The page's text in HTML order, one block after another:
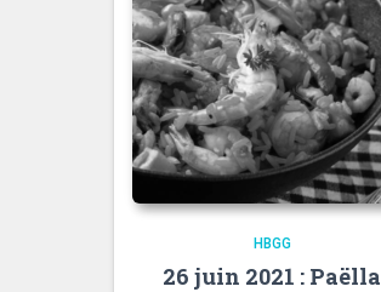
HBGG
26 juin 2021 : Paëlla